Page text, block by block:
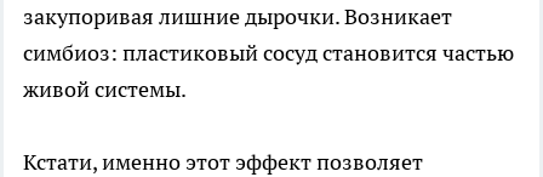
закупоривая лишние дырочки. Возникает
симбиоз: пластиковый сосуд становится частью
живой системы.
Кстати, именно этот эффект позволяет